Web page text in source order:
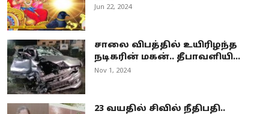
Jun 22, 2024
சாலை விபத்தில் உயிரிழந்த
நடிகரின் மகன்.. தீபாவளியி...
Nov 1, 2024
23 வயதில் சிவில் நீதிபதி..